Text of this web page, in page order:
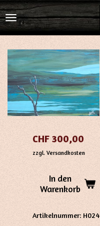
Zum
Hauptinhalt
springen
CHF 300,00
zzgl. Versandkosten
In den
Warenkorb
Artikelnummer: H024